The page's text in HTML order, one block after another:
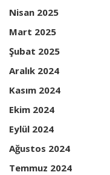
Nisan 2025
Mart 2025
Şubat 2025
Aralık 2024
Kasım 2024
Ekim 2024
Eylül 2024
Ağustos 2024
Temmuz 2024